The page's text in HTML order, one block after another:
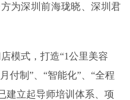
为深圳前海珑晓、深圳君
模式，打造“1公里美容
付制”、“智能化”、“全程
建立起导师培训体系、项